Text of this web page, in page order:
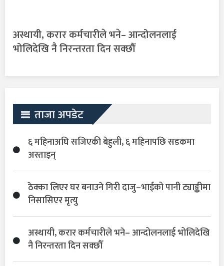
अस्थायी, करार कर्मचारीले भने– आन्दोलनलाई
भोलिदेखि नै निरन्तरता दिन सक्छौँ
ताजा अपडेट
६ महिनाअघि सजिएकी बेहुली, ६ महिनापछि सडकमा
अस्ताइन्
ठेक्का लिएर घर बनाउने गिरी दाजु–भाईको पानी ट्याङ्कीमा
निसासिएर मृत्यु
अस्थायी, करार कर्मचारीले भने– आन्दोलनलाई भोलिदेखि
नै निरन्तरता दिन सक्छौँ